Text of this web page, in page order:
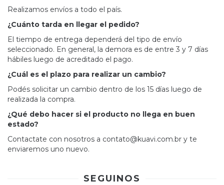
Realizamos envíos a todo el país.
¿Cuánto tarda en llegar el pedido?
El tiempo de entrega dependerá del tipo de envío
seleccionado. En general, la demora es de entre 3 y 7 días
hábiles luego de acreditado el pago.
¿Cuál es el plazo para realizar un cambio?
Podés solicitar un cambio dentro de los 15 días luego de
realizada la compra.
¿Qué debo hacer si el producto no llega en buen
estado?
Contactate con nosotros a contato@kuavi.com.br y te
enviaremos uno nuevo.
SEGUINOS